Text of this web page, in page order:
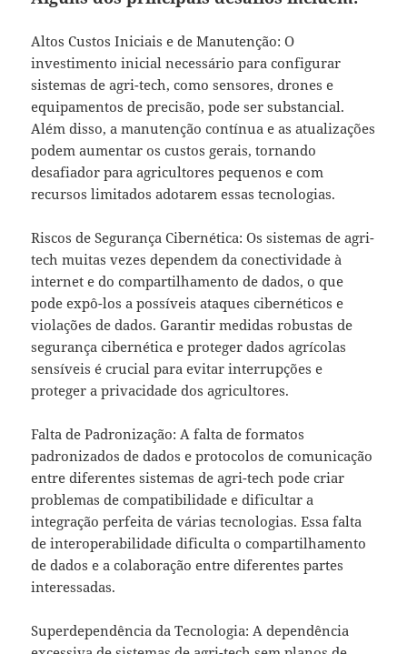
Altos Custos Iniciais e de Manutenção: O
investimento inicial necessário para configurar
sistemas de agri-tech, como sensores, drones e
equipamentos de precisão, pode ser substancial.
Além disso, a manutenção contínua e as atualizações
podem aumentar os custos gerais, tornando
desafiador para agricultores pequenos e com
recursos limitados adotarem essas tecnologias.
Riscos de Segurança Cibernética: Os sistemas de agri-
tech muitas vezes dependem da conectividade à
internet e do compartilhamento de dados, o que
pode expô-los a possíveis ataques cibernéticos e
violações de dados. Garantir medidas robustas de
segurança cibernética e proteger dados agrícolas
sensíveis é crucial para evitar interrupções e
proteger a privacidade dos agricultores.
Falta de Padronização: A falta de formatos
padronizados de dados e protocolos de comunicação
entre diferentes sistemas de agri-tech pode criar
problemas de compatibilidade e dificultar a
integração perfeita de várias tecnologias. Essa falta
de interoperabilidade dificulta o compartilhamento
de dados e a colaboração entre diferentes partes
interessadas.
Superdependência da Tecnologia: A dependência